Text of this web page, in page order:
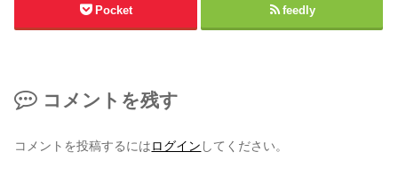
Pocket feedly
コメントを残す
コメントを投稿するにはログイン してください。